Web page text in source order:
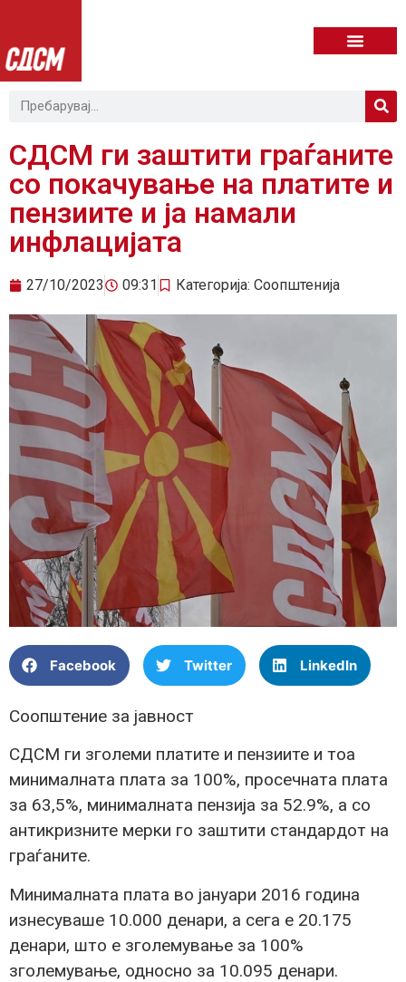
СДСМ ги заштити граѓаните
со покачување на платите и
пензиите и ја намали
инфлацијата
27/10/2023 09:31 Категорија: Соопштенија
Facebook Twitter LinkedIn
Соопштение за јавност
СДСМ ги зголеми платите и пензиите и тоа
минималната плата за 100%, просечната плата
за 63,5%, минималната пензија за 52.9%, а со
антикризните мерки го заштити стандардот на
граѓаните.
Минималната плата во јануари 2016 година
изнесуваше 10.000 денари, а сега е 20.175
денари, што е зголемување за 100%
зголемување, односно за 10.095 денари.